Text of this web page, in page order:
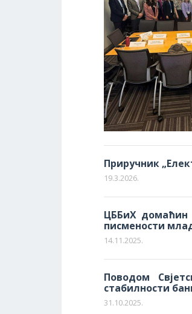
Приручник
19.3.2026.
ЦББиХ домаћин
писмености
14.11.2025.
Поводом
стабилности
31.10.2025.